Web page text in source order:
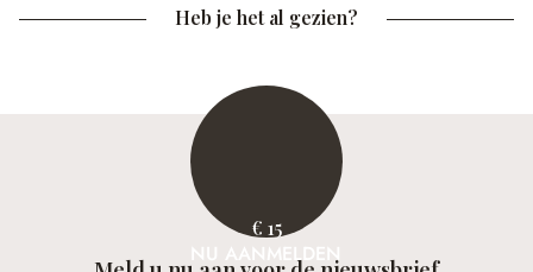
Heb je het al gezien?
€ 15
NU AANMELDEN